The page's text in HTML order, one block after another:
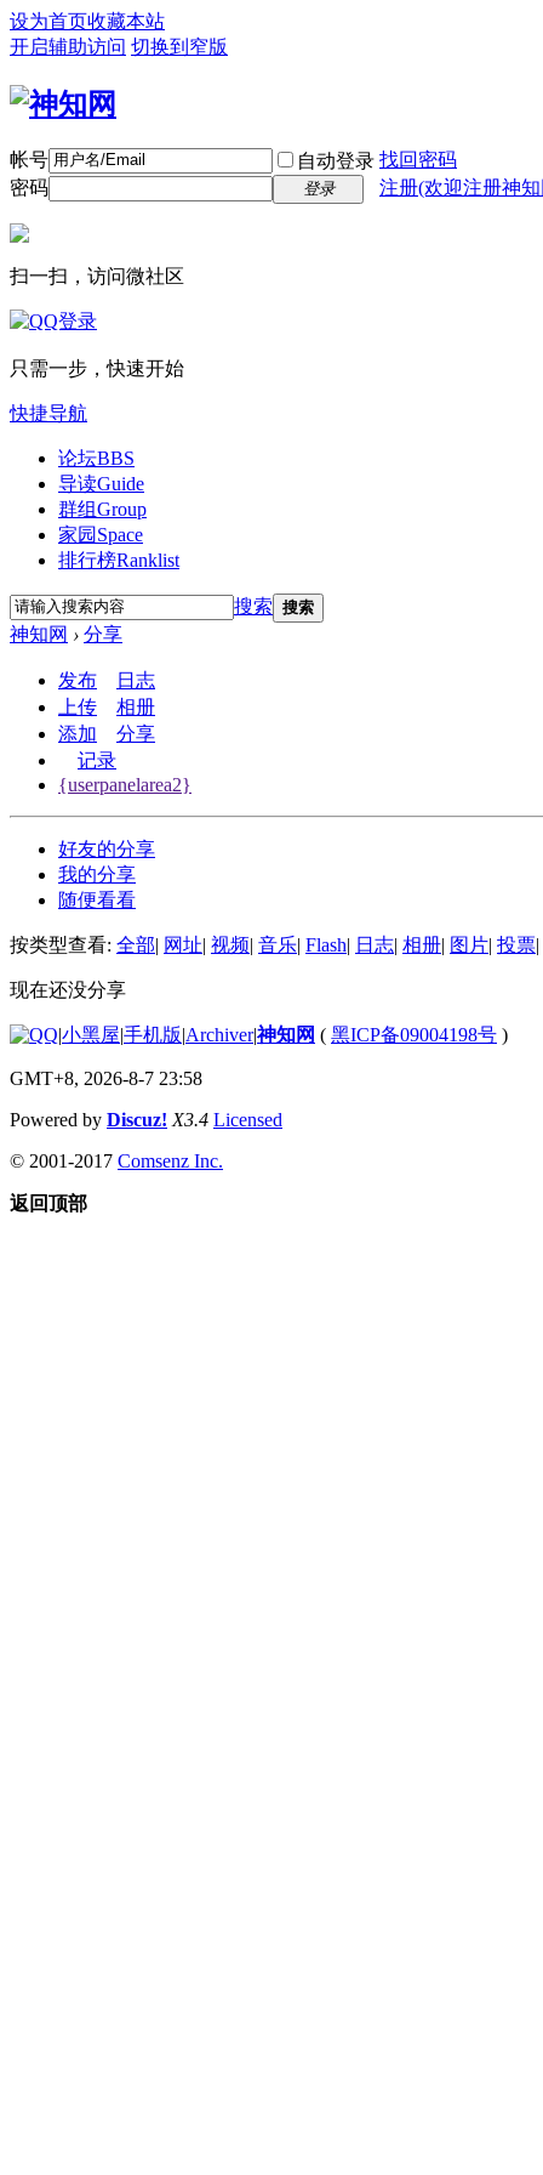
设为首页收藏本站
开启辅助访问 切换到窄版
帐号 自动登录 找回密码
密码
登录 注册(欢迎注册神
扫一扫，访问微社区
只需一步，快速开始
快捷导航
论坛BBS
导读Guide
群组Group
家园 Space
排行榜Ranklist
搜索 搜索
神知网 › 分享
发布
日志
上传
相册
添加
分享
记录
{userpanelarea2}
好友的分享
我的分享
随便看看
按类型查看: 全部| 网址| 视频| 音乐| Flash| 日志| 相册| 图片| 投票|
现在还没分享
|小黑屋|手机版|Archiver|神知网 ( 黑ICP备09004198号 )
GMT+8, 2026-8-7 23:58
Powered by Discuz! X3.4 Licensed
© 2001-2017 Comsenz Inc.
返回顶部